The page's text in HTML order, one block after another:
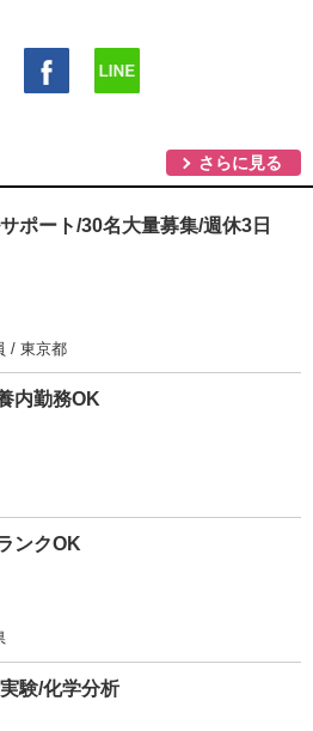
さらに見る
ポート/30名大量募集/週休3日
/ 東京都
内勤務OK
ンクOK
験/化学分析